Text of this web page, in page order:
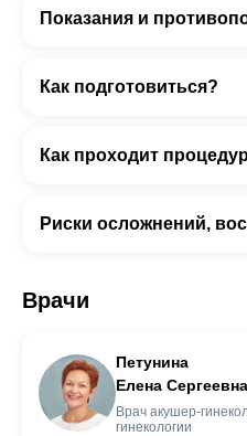
Показания и
Как подготовиться?
Как проходит
Риски осложнений,
Врачи
Петунина
Елена Сергеевна
Врач акушер-
гинекологии